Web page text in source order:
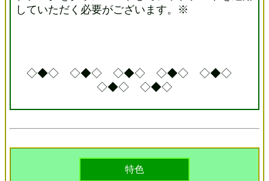
していただく必要がございます。※
◇◆◇ ◇◆◇ ◇◆◇ ◇◆◇ ◇◆◇
◇◆◇ ◇◆◇
特色